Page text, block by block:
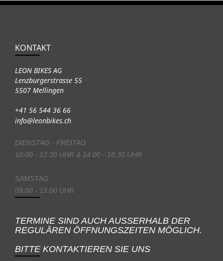
KONTAKT
LEON BIKES AG
Lenzburgerstrasse 55
5507 Mellingen
+41 56 544 36 66
info@leonbikes.ch
DIENSTAG - FREITAG
10:00 - 12:30 UHR & 14:00 - 18:30 UHR
SAMSTAG
09:00 - 15:00 UHR
TERMINE SIND AUCH AUSSERHALB DER
REGULÄREN ÖFFNUNGSZEITEN MÖGLICH.
BITTE KONTAKTIEREN SIE UNS